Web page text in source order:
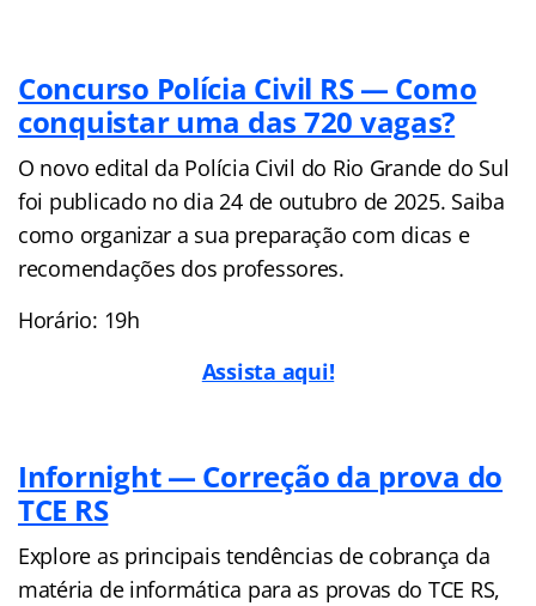
Concurso Polícia Civil RS — Como
conquistar uma das 720 vagas?
O novo edital da Polícia Civil do Rio Grande do Sul
foi publicado no dia 24 de outubro de 2025. Saiba
como organizar a sua preparação com dicas e
recomendações dos professores.
Horário: 19h
Assista aqui!
Infornight — Correção da prova do
TCE RS
Explore as principais tendências de cobrança da
matéria de informática para as provas do TCE RS,